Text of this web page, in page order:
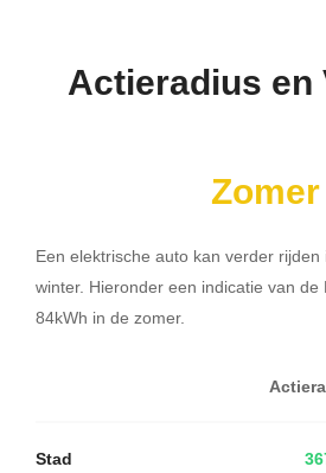
Actieradius en
Zomer
Een elektrische auto kan verder
winter. Hieronder een indicatie van de
84kWh in de zomer.
Stad